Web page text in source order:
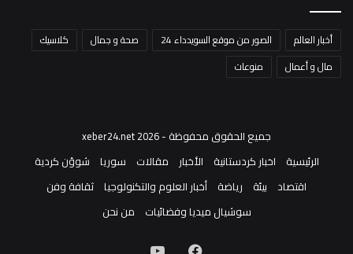
أخبار العالم الصور من موقع السويدداء 24 صحة و جمال
كلاسيك
مال و أعمال
منوعات
جميع الحقوق محفوظة - xeber24.net 2026
الرئيسية
اخبار كردستانية الأخبار مقالات سوريا
شوؤن كردية
اقتصاد
بيئة رياضة أخبار العلوم والتكنولوجيا ثقافة وفن
سوشيال ميديا وفضائيات
من نحن